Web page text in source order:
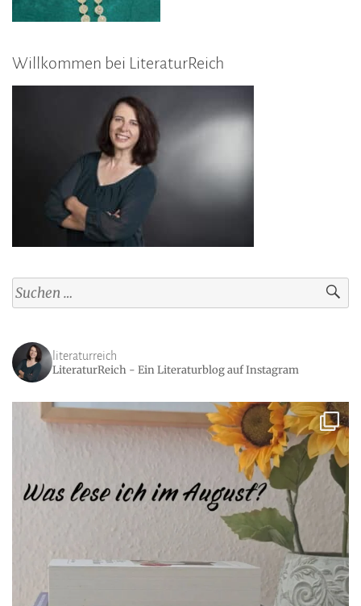
Willkommen bei LiteraturReich
Suchen
nach:
literaturreich
LiteraturReich - Ein Literaturblog auf Instagram